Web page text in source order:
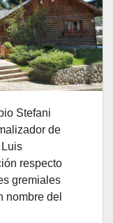
Stefani
de
respecto
gremiales
nombre del